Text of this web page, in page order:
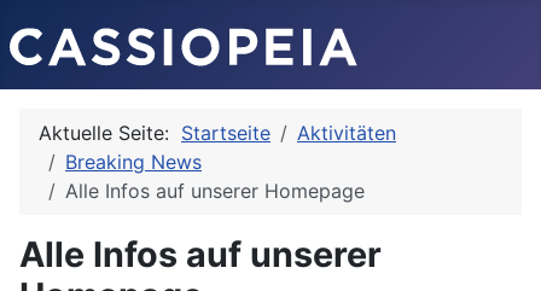
Aktuelle Seite: Startseite
Aktivitäten
Breaking News
Alle Infos auf unserer Homepage
Alle Infos auf unserer